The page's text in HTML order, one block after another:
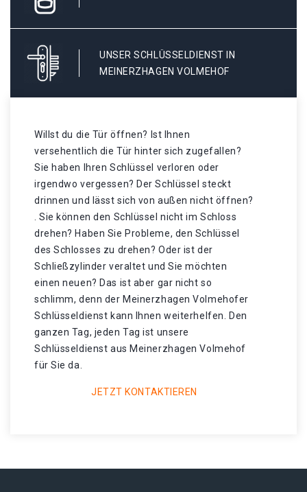
UNSER SCHLÜSSELDIENST IN
MEINERZHAGEN VOLMEHOF
Willst du die Tür öffnen? Ist Ihnen
versehentlich die Tür hinter sich zugefallen?
Sie haben Ihren Schlüssel verloren oder
irgendwo vergessen? Der Schlüssel steckt
drinnen und lässt sich von außen nicht öffnen?
. Sie können den Schlüssel nicht im Schloss
drehen? Haben Sie Probleme, den Schlüssel
des Schlosses zu drehen? Oder ist der
Schließzylinder veraltet und Sie möchten
einen neuen? Das ist aber gar nicht so
schlimm, denn der Meinerzhagen Volmehofer
Schlüsseldienst kann Ihnen weiterhelfen. Den
ganzen Tag, jeden Tag ist unsere
Schlüsseldienst aus Meinerzhagen Volmehof
für Sie da.
JETZT KONTAKTIEREN